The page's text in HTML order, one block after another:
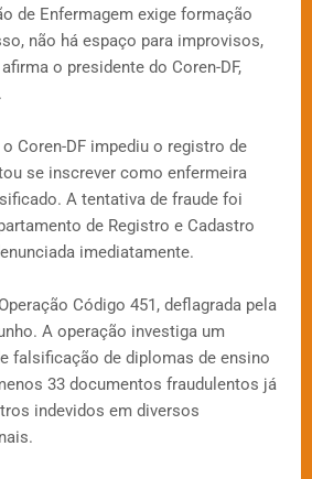
de Enfermagem exige formação
não há espaço para improvisos,
o presidente do Coren-DF,
Coren-DF impediu o registro de
se inscrever como enfermeira
A tentativa de fraude foi
de Registro e Cadastro
imediatamente.
Código 451, deflagrada pela
A operação investiga um
falsificação de diplomas de ensino
33 documentos fraudulentos já
indevidos em diversos